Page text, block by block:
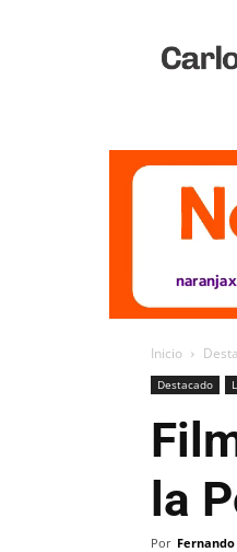
Vivo
Inicio
Destacado
la
Por